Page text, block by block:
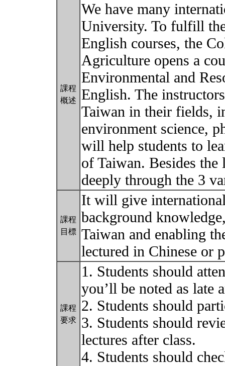
課程
概述
We have many
University. To fulfill
English courses, the
Agriculture opens a
Environmental and
English. The
Taiwan in their fields,
environment science,
will help students to
of Taiwan. Besides the
deeply through the 3
課程
目標
It will give
background
Taiwan and enabling
lectured in Chinese or
課程
要求
1. Students should
you’ll be noted as late
2. Students should
3. Students should
lectures after class.
4. Students should